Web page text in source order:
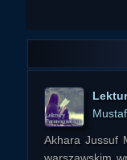
Akhara Jussuf